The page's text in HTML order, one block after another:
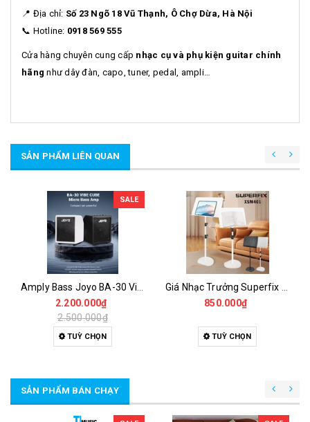
📍 Địa chỉ: Số 23 Ngõ 18 Vũ Thạnh, Ô Chợ Dừa, Hà Nội
📞 Hotline: 0918 569 555
Cửa hàng chuyên cung cấp nhạc cụ và phụ kiện guitar chính
hãng như dây đàn, capo, tuner, pedal, ampli…
SẢN PHẨM LIÊN QUAN
SALE
2.200.000₫
2.500.000₫
TUỲ CHỌN
850.000₫
TUỲ CHỌN
SẢN PHẨM BÁN CHẠY